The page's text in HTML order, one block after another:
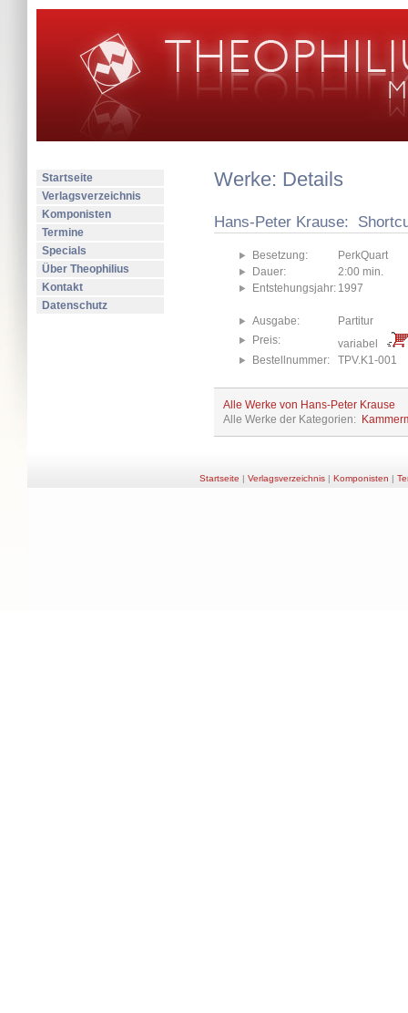
Startseite
Verlagsverzeichnis
Komponisten
Termine
Specials
Über Theophilius
Kontakt
Datenschutz
Werke: Details
Hans-Peter Krause:
Besetzung:
PerkQuart
Dauer:
2:00 min.
Entstehungsjahr: 1997
Ausgabe:
Partitur
Preis:
variabel
Bestellnummer:
TPV.K1-001
Alle Werke von Hans-Peter Krause
Alle Werke der Kategorien:
Startseite | Verlagsverzeichnis| Komponisten |